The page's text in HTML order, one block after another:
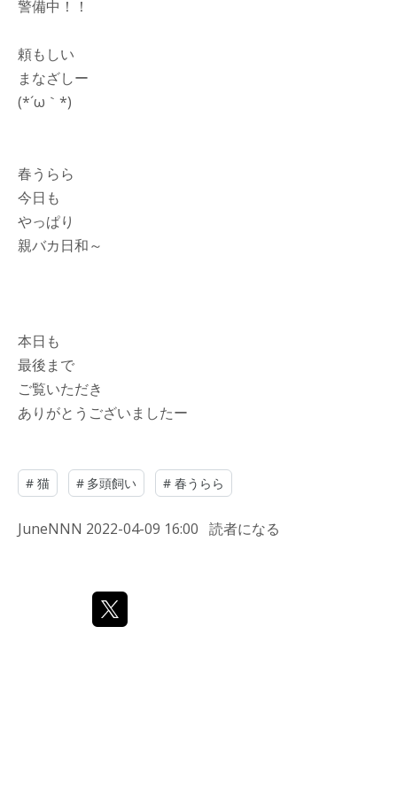
警備中！！
頼もしい
まなざしー
(*´ω｀*)
春うらら
今日も
やっぱり
親バカ日和～
本日も
最後まで
ご覧いただき
ありがとうございましたー
# 猫 # 多頭飼い # 春うらら
JuneNNN 2022-04-09 16:00 読者になる